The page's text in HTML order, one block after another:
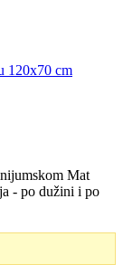
120x70 cm
Mat
- po dužini i po